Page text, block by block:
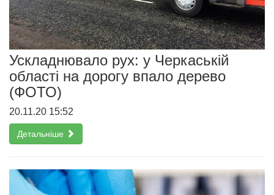
Ускладнювало рух: у Черкаській
області на дорогу впало дерево
(ФОТО)
20.11.20 15:52
Детальніше